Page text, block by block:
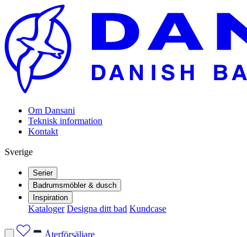
Om Dansani
Teknisk information
Kontakt
Sverige
Serier
Badrumsmöbler & dusch
Inspiration
Kataloger Designa ditt bad Kundcase
Återförsäljare